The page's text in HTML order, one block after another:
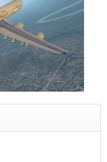
Cessna 208 Grand Caravan